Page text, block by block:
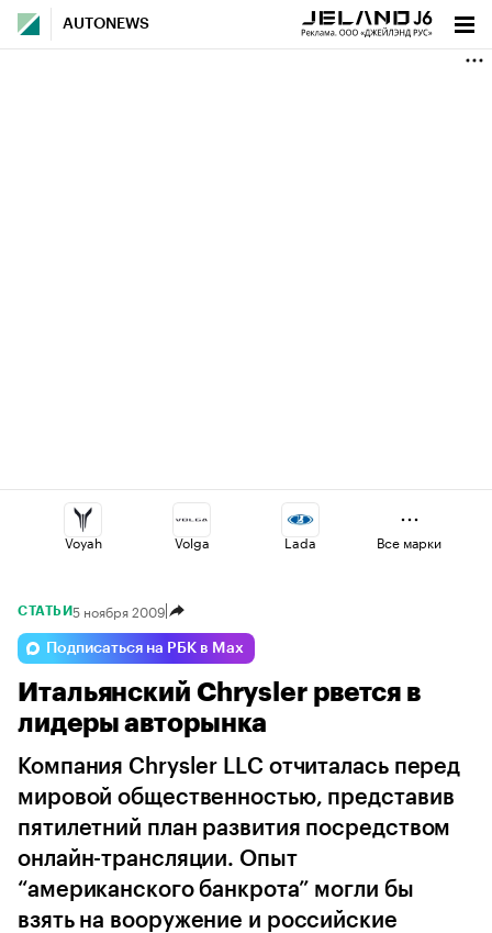
AUTONEWS
Voyah Volga Lada
Haval Omoda
Changan Geely Esteo
Все марки
СТАТЬИ5 ноября 2009
Подписаться на РБК в Max
Итальянский Chrysler рвется в
лидеры авторынка
Компания Chrysler LLC отчиталась перед
мировой общественностью, представив
пятилетний план развития посредством
онлайн-трансляции. Опыт
“американского банкрота” могли бы
взять на вооружение и российские